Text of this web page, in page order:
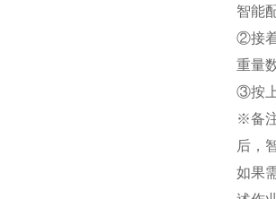
智能
②接
重量
③按
※备
后，
如果